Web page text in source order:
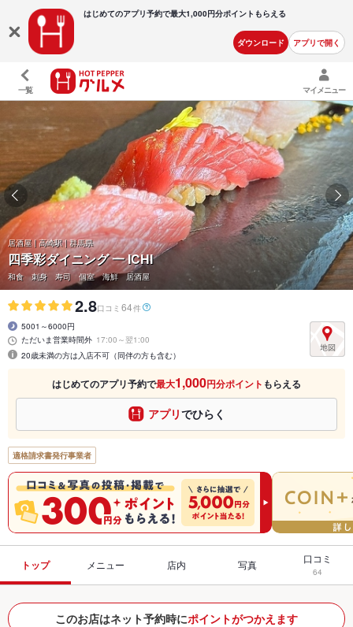
はじめてのアプリ予約で最大1,000円分ポイントもらえる
ダウンロード アプリで開く
一覧 マイメニュー
居酒屋 | 高崎駅 | 群馬県
四季彩ダイニング 一 ICHI
和食 刺身 寿司 個室 海鮮 居酒屋
2.8口コミ 64件
5001～6000円
ただいま営業時間外 17:00～翌1:00
20歳未満の方は入店不可（同伴の方も含む）
はじめてのアプリ予約で最大1,000円分ポイント もらえる
アプリでひらく
適格請求書発行事業者
トップ メニュー 店内 写真 口コミ
64
このお店はネット予約時にポイントがつかえます